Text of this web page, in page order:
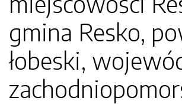
gmina Resko,
łobeski,